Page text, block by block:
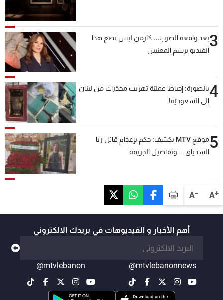
A+
A-
3بعد واقعة الضرب... كارمن لبس تضع هذا
الفيديو برسم المعنيين
4بالصورة: إحباط عمليّة تهريب مخدّرات من لبنان
إلى السعوديّة!
5
موقع MTV يكشف: حكم بإعدام قاتل ريا
الشدياق… وتفاصيل الجريمة
أهم الأخبار و الفيديوهات في بريدك الالكتروني
@mtvlebanonnews
@mtvlebanon